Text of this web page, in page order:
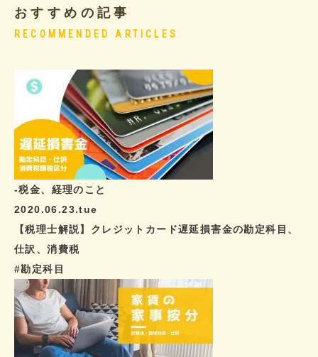
おすすめの記事
RECOMMENDED ARTICLES
-税金、経理のこと
2020.06.23.tue
【税理士解説】クレジットカード遅延損害金の勘定科目、
仕訳、消費税
#勘定科目